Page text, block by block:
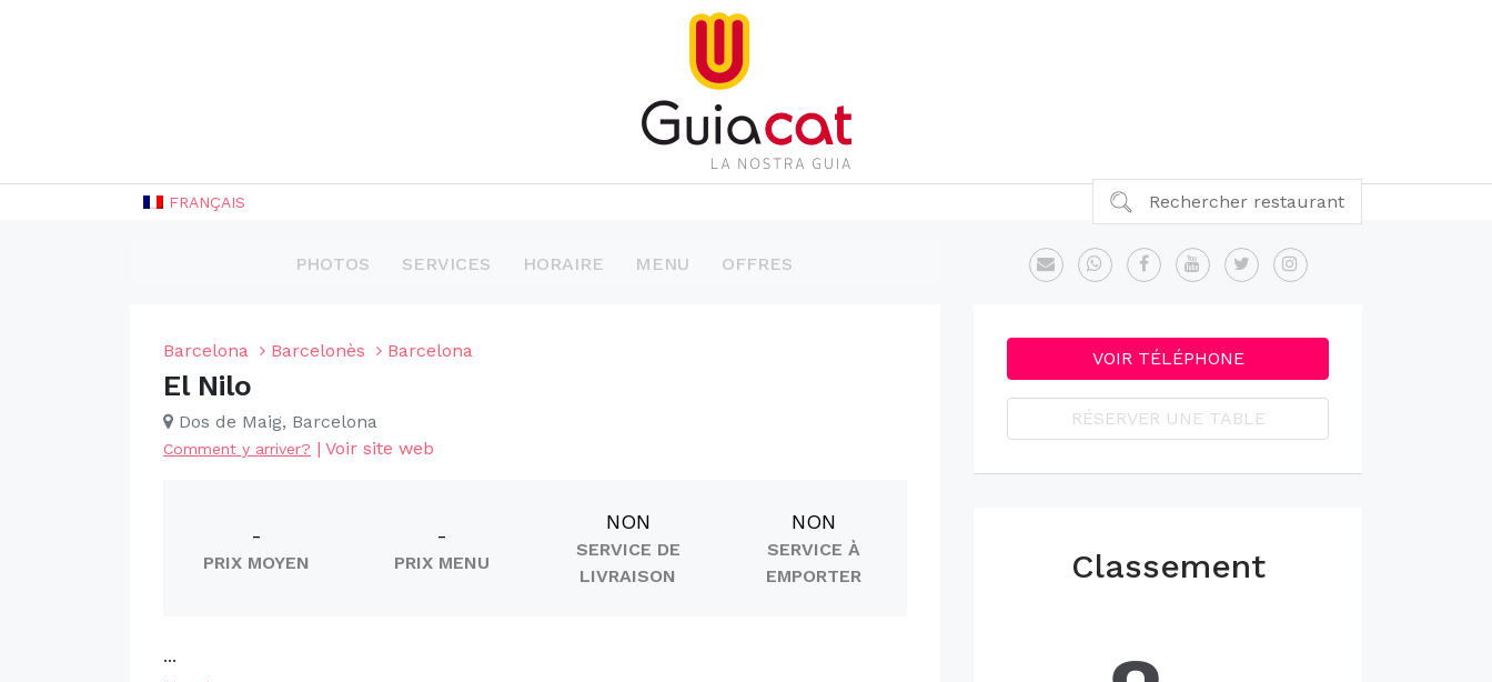
FRANÇAIS Rechercher restaurant
PHOTOS SERVICES HORAIRE MENU OFFRES
Barcelona Barcelonès Barcelona
El Nilo
Dos de Maig, Barcelona
Comment y arriver? | Voir site web
-
PRIX MOYEN
-
PRIX MENU
NON
SERVICE DE
LIVRAISON
NON
SERVICE À
EMPORTER
...
VOIR TÉLÉPHONE
RÉSERVER UNE TABLE
Classement